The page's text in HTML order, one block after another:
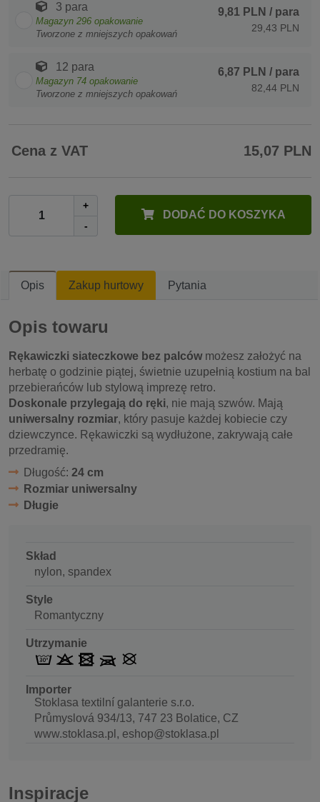
3 para
Magazyn 296 opakowanie
Tworzone z mniejszych opakowań
9,81 PLN / para
29,43 PLN
12 para
Magazyn 74 opakowanie
Tworzone z mniejszych opakowań
6,87 PLN / para
82,44 PLN
Cena z VAT 15,07 PLN
+
-
DODAĆ DO KOSZYKA
Opis Zakup hurtowy Pytania
Opis towaru
Rękawiczki siateczkowe bez palcówmożesz założyć na
herbatę o godzinie piątej, świetnie uzupełnią kostium na bal
przebierańców lub stylową imprezę retro.
Doskonale przylegają do ręki, nie mają szwów. Mają
uniwersalny rozmiar, który pasuje każdej kobiecie czy
dziewczynce. Rękawiczki są wydłużone, zakrywają całe
przedramię.
Długość: 24 cm
Rozmiar uniwersalny
Długie
Skład
nylon, spandex
Style
Romantyczny
Utrzymanie
Importer
Stoklasa textilní galanterie s.r.o.
Průmyslová 934/13, 747 23 Bolatice, CZ
www.stoklasa.pl, eshop@stoklasa.pl
Inspiracje